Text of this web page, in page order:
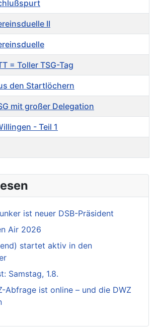
II
= Toller TSG-Tag
den Startlöchern
mit großer Delegation
- Teil 1
ist neuer DSB-Präsident
Air 2026
startet aktiv in den
Samstag, 1.8.
Abfrage ist online – und die DWZ